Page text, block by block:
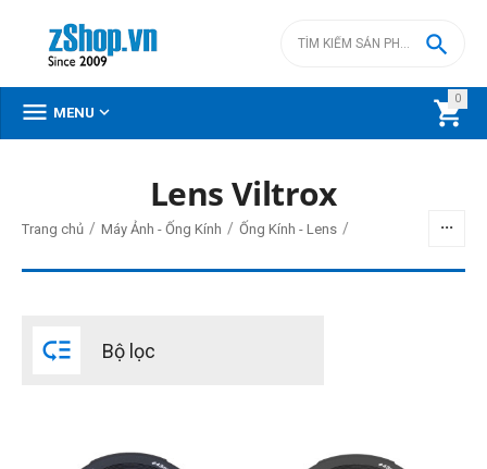
0


 MENU 
Fujifilm X
Lens Viltrox
Trang chủ / Máy Ảnh - Ống Kính / Ống Kính - Lens /
 Bộ lọc